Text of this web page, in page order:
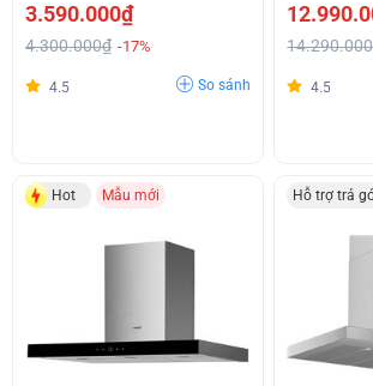
3.590.000₫
4.300.000₫ -17%
4.5 So sánh 4.5
Hot Mẫu mới Hỗ trợ trả